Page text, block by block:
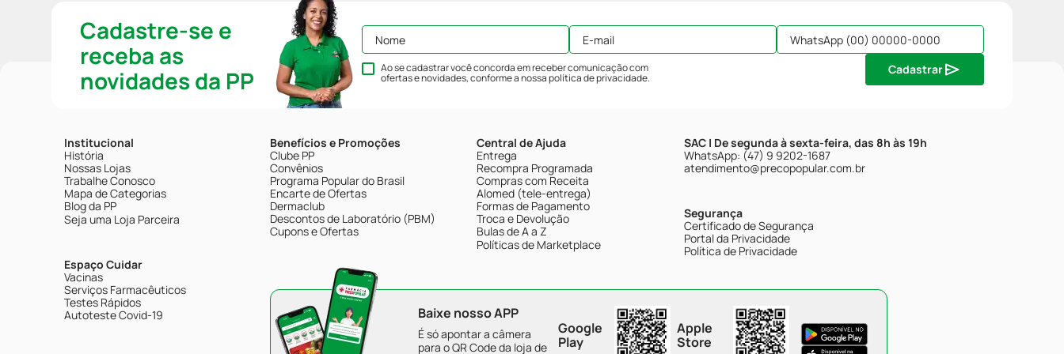
Cadastre-se e
receba as
novidades da PP
Ao se cadastrar você concorda em receber comunicação com
ofertas e novidades, conforme a nossapolítica de privacidade.
Cadastrar
Institucional
História
Nossas Lojas
Trabalhe Conosco
Mapa de Categorias
Blog da PP
Seja uma Loja Parceira
Espaço Cuidar
Vacinas
Serviços Farmacêuticos
Testes Rápidos
Autoteste Covid-19
Benefícios e Promoções
Clube PP
Convênios
Programa Popular do Brasil
Encarte de Ofertas
Dermaclub
Descontos de Laboratório (PBM)
Cupons e Ofertas
Central de Ajuda
Entrega
Recompra Programada
Compras com Receita
Alomed (tele-entrega)
Formas de Pagamento
Troca e Devolução
Bulas de A a Z
Políticas de Marketplace
SAC | De segunda à sexta-feira, das 8h às 19h
WhatsApp: (47) 9 9202-1687
atendimento@precopopular.com.br
Segurança
Certificado de Segurança
Portal da Privacidade
Política de Privacidade
Baixe nosso APP
É só apontar a câmera
para o QR Code da loja de
Google
Play
Apple
Store